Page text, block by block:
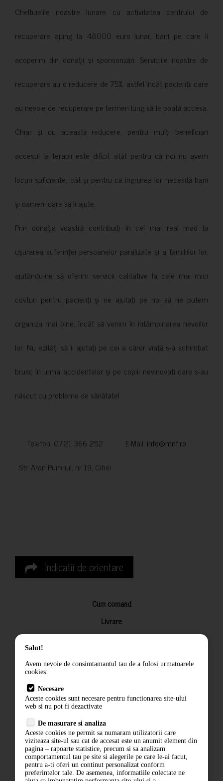
Cheltuielile noastre lunare cu activitatea centrului de
recuperare ajung la 48000 euro lunar, bani pe care îi
acoperim din donații și sponsorizări. Serviciile noastre de
recuperare au o reducere de 75%, astfel încât pacienții care
au nevoie de recuperare pe termen lung să le poată accesa.
Chiar și cu această reducere, pentru mulți beneficiari
accesul la terapii este dificil, atât pentru că noi nu avem
locuri suficiente, cât și pentru că îngrijirea lor necesită bani
și oameni care să îi ajute.
Prin donația voastră contribuiți în cel mai real mod la
ușurarea suferinței persoanelor paralizate și a familiilor lor,
ajutându-ne să oferim servicii calitative la cele mai mici
costuri pentru pacienți și ne ajutați pe noi să ne putem
organiza mai bine, încât să venim în întâmpinarea nevoilor
lor. Nu ezitați să îi ajutați pe cei a căror viață s-a schimbat
brusc în urma accidentelor și pe copiii nevinovati care s-au
născut cu probleme de sănătate!
Telefon: 0721 366 252 E-Mail: info@mnf.ro
Str. Aron Pumnul, nr 19, Cihei
Indicatii de orientare
Cum comand
Livrare
Returnarea produselor
Termeni si conditii
Politica de confidentialitate
ANPC
Salut!
Avem nevoie de consimtamantul tau de a folosi urmatoarele
cookies:
Necesare
Aceste cookies sunt necesare pentru functionarea site-ului
web si nu pot fi dezactivate
De masurare si analiza
Aceste cookies ne permit sa numaram utilizatorii care
viziteaza site-ul sau cat de accesat este un anumit element din
pagina – rapoarte statistice, precum si sa analizam
comportamentul tau pe site si alegerile pe care le-ai facut,
pentru a-ti oferi un continut personalizat conform
preferintelor tale. De asemenea, informatiile colectate ne